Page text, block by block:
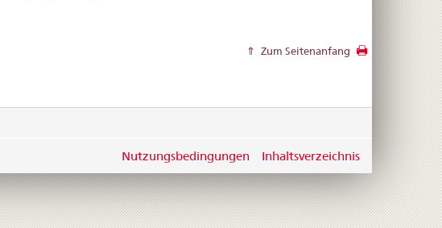
Zum Seitenanfang
Nutzungsbedingungen Inhaltsverzeichnis